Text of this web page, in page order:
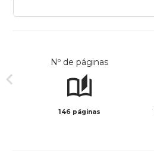
Nº de páginas
146 páginas